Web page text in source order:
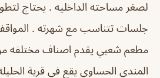
لصغر مساحته الداخليه . يحتاج
جلسات تتناسب مع شهرته .
مطعم شعبي يقدم اصناف مختلفه من
المندي الحساوي يقع في قرية